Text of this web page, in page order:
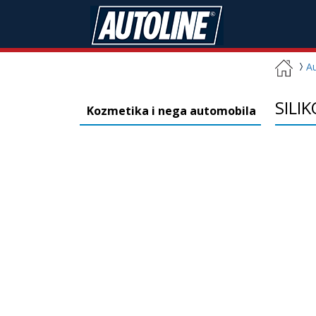
Kozmetika i nega automobila